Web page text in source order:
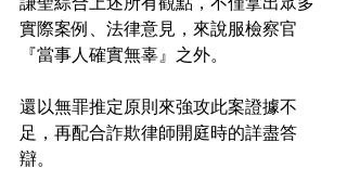
實際案例、法律意見，來說服檢察官
『當事人確實無辜』之外。
還以無罪推定原則來強攻此案證據不
足，再配合詐欺律師開庭時的詳盡答
辯。